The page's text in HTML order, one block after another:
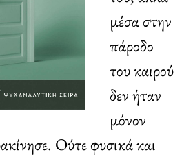
μέσα στην
πάροδο
του καιρού
δεν ήταν
μόνον
Ούτε φυσικά και